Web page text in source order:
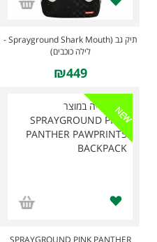
תיק גב (Sprayground Shark Mouth -
לילה כוכבים)
₪449
NEW
SPRAYGROUND PINK PANTHER